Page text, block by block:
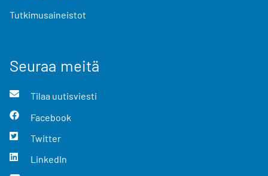
Tutkimusaineistot
Seuraa meitä
Tilaa uutisviesti
Facebook
Twitter
LinkedIn